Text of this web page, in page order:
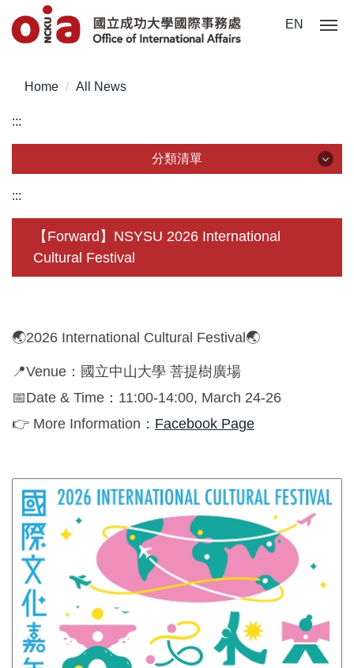
Jump
to
content
EN
Home All News
:::
分類清單
About Us
Incoming Application
Life @ NCKU
Global Engagement
:::
【Forward】NSYSU 2026 International
Cultural Festival
🌏2026 International Cultural Festival🌏
📍Venue：國立中山大學 菩提樹廣場
📅Date & Time：11:00-14:00, March 24-26
👉 More Information： Facebook Page